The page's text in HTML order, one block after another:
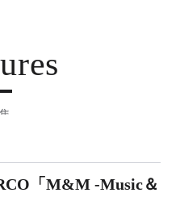
「M&M -Music＆